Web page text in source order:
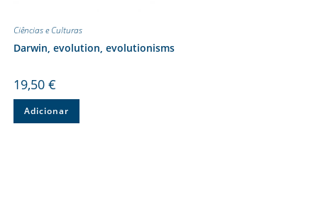
Ciências e Culturas
Darwin, evolution, evolutionisms
19,50 €
Adicionar